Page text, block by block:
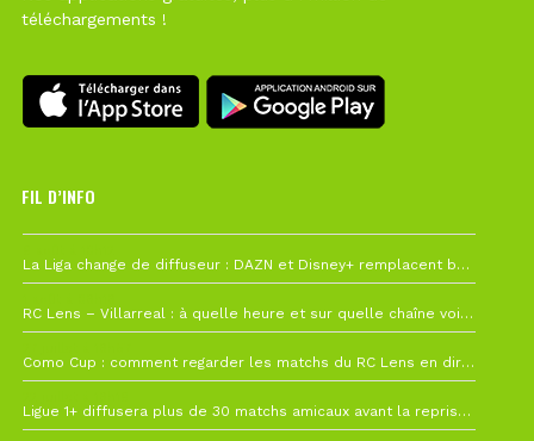
téléchargements !
FIL D’INFO
La Liga change de diffuseur : DAZN et Disney+ remplacent beIN Sports !
RC Lens – Villarreal : à quelle heure et sur quelle chaîne voir la finale de la Como Cup ?
Como Cup : comment regarder les matchs du RC Lens en direct ?
Ligue 1+ diffusera plus de 30 matchs amicaux avant la reprise de la Ligue 1